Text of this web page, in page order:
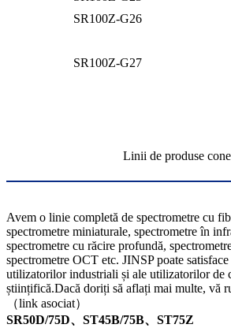
SR100Z-G26
SR100Z-G27
Linii de produse
Avem o linie completă de spectrometre cu
spectrometre miniaturale, spectrometre în
spectrometre cu răcire profundă,
spectrometre OCT etc. JINSP poate
utilizatorilor industriali și ale utilizatorilor de
științifică.Dacă doriți să aflați mai multe, vă
（link asociat）
SR50D/75D、ST45B/75B、ST75Z